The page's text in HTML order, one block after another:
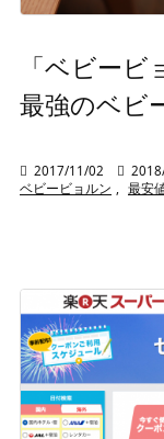
「ベビー
最強のベビ
 2017/11/02 
ベビービョルン , 最安